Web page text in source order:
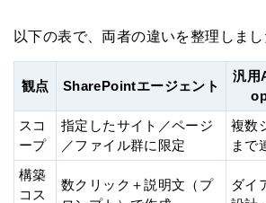
以下の表で、両者の違いを整理しまし
観点 SharePointエージェント
汎用
スコ
ープ
指定したサイト／ページ
／ファイル群に限定
複数
まで
構築
コス
数クリック＋説明文（プ
ダイ